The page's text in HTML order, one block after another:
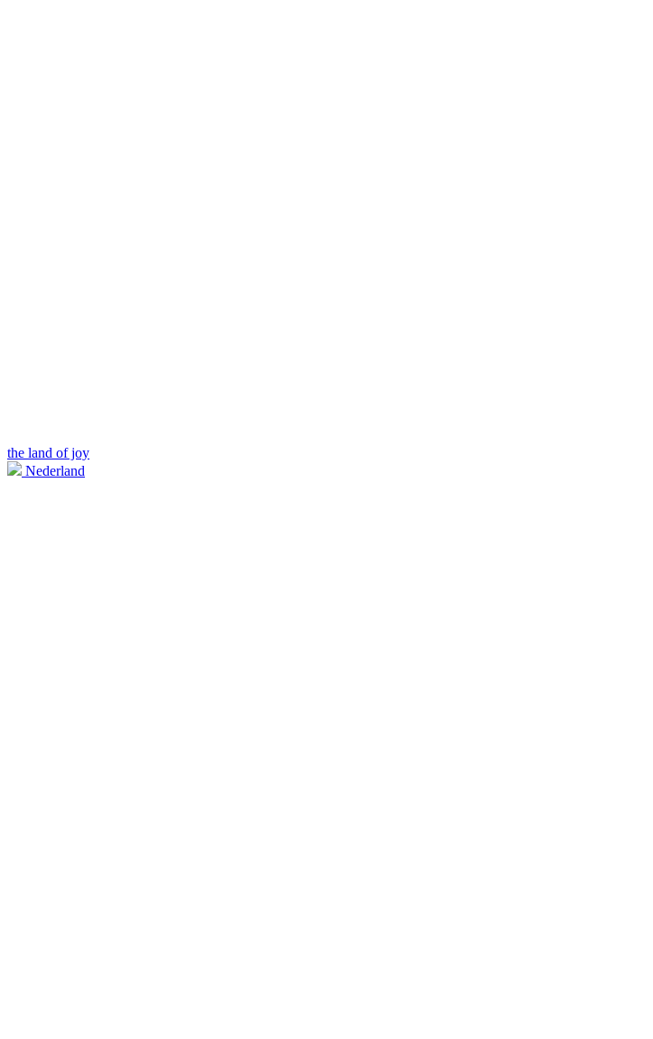
the land of joy
Nederland